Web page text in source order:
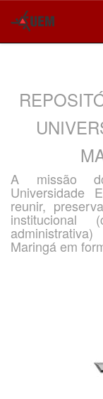
A missão
Universidade
reunir,
institucional
Maringá em